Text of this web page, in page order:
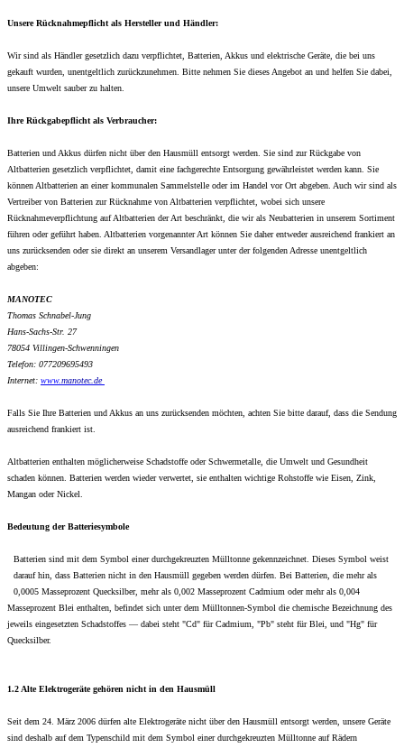
Unsere Rücknahmepflicht als Hersteller und Händler:
Wir sind als Händler gesetzlich dazu verpflichtet, Batterien, Akkus und elektrische Geräte, die bei uns
gekauft wurden, unentgeltlich zurückzunehmen. Bitte nehmen Sie dieses Angebot an und helfen Sie dabei,
unsere Umwelt sauber zu halten.
Ihre Rückgabepflicht als Verbraucher:
Batterien und Akkus dürfen nicht über den Hausmüll entsorgt werden. Sie sind zur Rückgabe von
Altbatterien gesetzlich verpflichtet, damit eine fachgerechte Entsorgung gewährleistet werden kann. Sie
können Altbatterien an einer kommunalen Sammelstelle oder im Handel vor Ort abgeben. Auch wir sind als
Vertreiber von Batterien zur Rücknahme von Altbatterien verpflichtet, wobei sich unsere
Rücknahmeverpflichtung auf Altbatterien der Art beschränkt, die wir als Neubatterien in unserem Sortiment
führen oder geführt haben. Altbatterien vorgenannter Art können Sie daher entweder ausreichend frankiert an
uns zurücksenden oder sie direkt an unserem Versandlager unter der folgenden Adresse unentgeltlich
abgeben:
MANOTEC
Thomas Schnabel-Jung
Hans-Sachs-Str. 27
78054 Villingen-Schwenningen
Telefon: 077209695493
Internet: www.manotec.de
Falls Sie Ihre Batterien und Akkus an uns zurücksenden möchten, achten Sie bitte darauf, dass die Sendung
ausreichend frankiert ist.
Altbatterien enthalten möglicherweise Schadstoffe oder Schwermetalle, die Umwelt und Gesundheit
schaden können. Batterien werden wieder verwertet, sie enthalten wichtige Rohstoffe wie Eisen, Zink,
Mangan oder Nickel.
Bedeutung der Batteriesymbole
Batterien sind mit dem Symbol einer durchgekreuzten Mülltonne gekennzeichnet. Dieses Symbol weist
darauf hin, dass Batterien nicht in den Hausmüll gegeben werden dürfen. Bei Batterien, die mehr als
0,0005 Masseprozent Quecksilber, mehr als 0,002 Masseprozent Cadmium oder mehr als 0,004
Masseprozent Blei enthalten, befindet sich unter dem Mülltonnen-Symbol die chemische Bezeichnung des
jeweils eingesetzten Schadstoffes — dabei steht "Cd" für Cadmium, "Pb" steht für Blei, und "Hg" für
Quecksilber.
1.2 Alte Elektrogeräte gehören nicht in den Hausmüll
Seit dem 24. März 2006 dürfen alte Elektrogeräte nicht über den Hausmüll entsorgt werden, unsere Geräte
sind deshalb auf dem Typenschild mit dem Symbol einer durchgekreuzten Mülltonne auf Rädern